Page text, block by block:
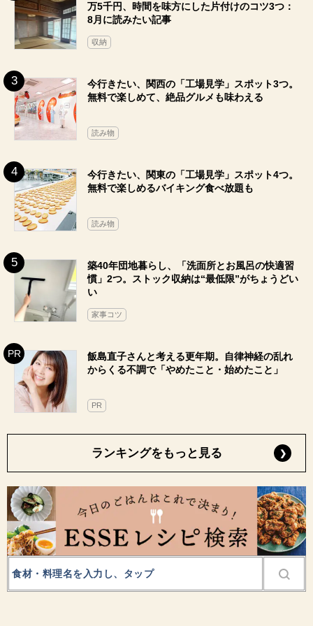
万5千円、時間を味方にした片付けのコツ3つ：
8月に読みたい記事
収納
今行きたい、関西の「工場見学」スポット3つ。
無料で楽しめて、絶品グルメも味わえる
読み物
今行きたい、関東の「工場見学」スポット4つ。
無料で楽しめるバイキング食べ放題も
読み物
築40年団地暮らし、「洗面所とお風呂の快適習
慣」2つ。ストック収納は“最低限”がちょうどい
い
家事コツ
飯島直子さんと考える更年期。自律神経の乱れ
からくる不調で「やめたこと・始めたこと」
PR
ランキングをもっと見る